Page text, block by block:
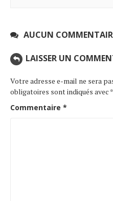
AUCUN
LAISSER UN
Votre adresse e-mail ne sera
obligatoires sont indiqués avec *
Commentaire *